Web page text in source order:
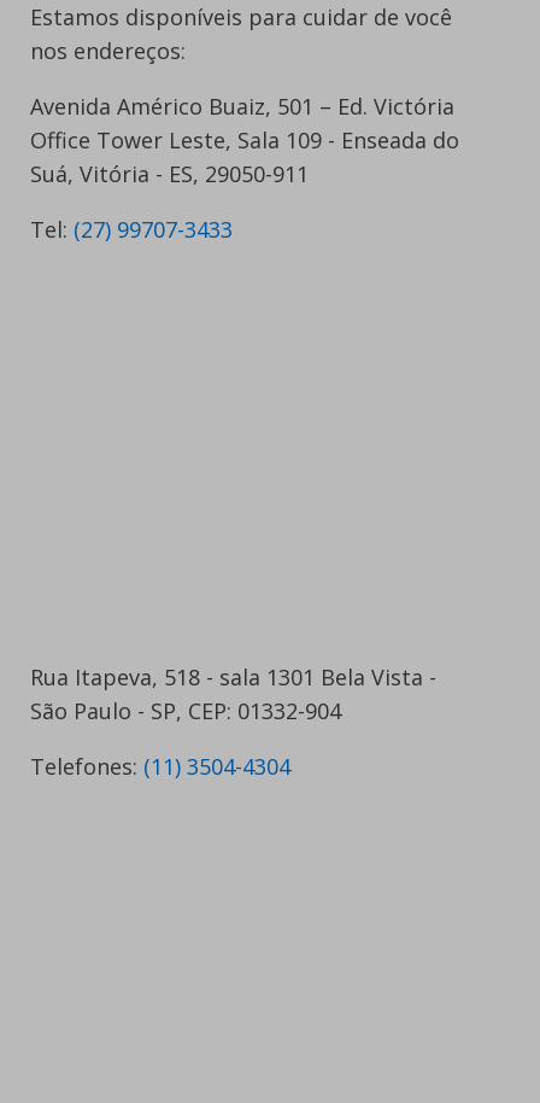
Estamos disponíveis para cuidar de você
nos endereços:
Avenida Américo Buaiz, 501 – Ed. Victória
Office Tower Leste, Sala 109 - Enseada do
Suá, Vitória - ES, 29050-911
Tel: (27) 99707-3433
Rua Itapeva, 518 - sala 1301 Bela Vista -
São Paulo - SP, CEP: 01332-904
Telefones: (11) 3504-4304